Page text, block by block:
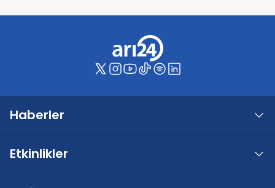
Haberler
Etkinlikler